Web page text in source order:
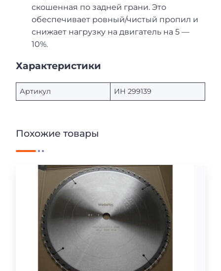
скошенная по задней грани. Это
обеспечивает ровный/чистый пропил и
снижает нагрузку на двигатель на 5 —
10%.
Характеристики
Артикул ИН 299139
Похожие товары